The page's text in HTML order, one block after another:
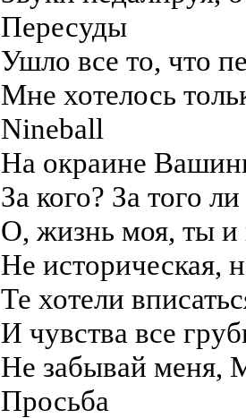
Пересуды
Ушло все то, что
Мне хотелось
Nineball
На окраине
За кого? За того ли
О, жизнь моя, ты и
Не историческая,
Те хотели
И чувства все
Не забывай меня,
Просьба